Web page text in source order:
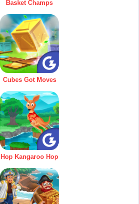
Basket Champs
Cubes Got Moves
Hop Kangaroo Hop